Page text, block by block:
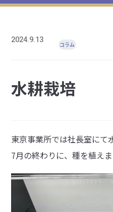
2024.9.13 コラム
水耕栽培
東京事業所では社長室にて
7月の終わりに、種を植えま